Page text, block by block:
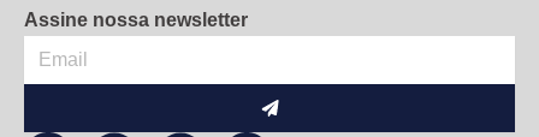
Assine nossa newsletter